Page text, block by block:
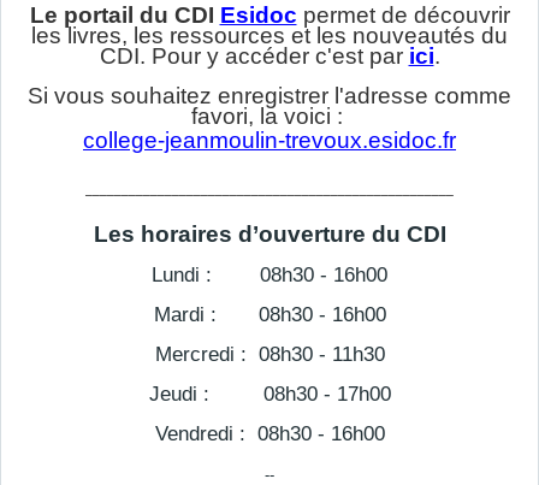
Le portail du CDI Esidoc permet de découvrir
les livres, les ressources et les nouveautés du
CDI. Pour y accéder c'est par ici.
Si vous souhaitez enregistrer l'adresse comme
favori, la voici :
college-jeanmoulin-trevoux.esidoc.fr
Les horaires d’ouverture du CDI
Lundi : 08h30 - 16h00
Mardi : 08h30 - 16h00
Mercredi : 08h30 - 11h30
Jeudi : 08h30 - 17h00
Vendredi : 08h30 - 16h00
--